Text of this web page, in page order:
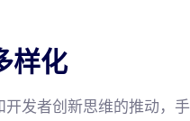
样化
发者创新思维的推动，